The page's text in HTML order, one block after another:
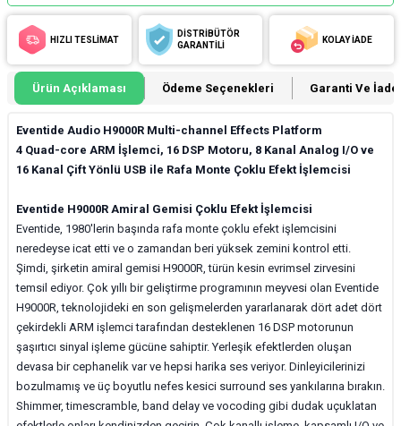
HIZLI TESLİMAT
DİSTRİBÜTÖR
GARANTİLİ
KOLAY İADE
Ürün Açıklaması Ödeme Seçenekleri Garanti Ve İade
Eventide Audio H9000R Multi-channel Effects Platform
4 Quad-core ARM İşlemci, 16 DSP Motoru, 8 Kanal Analog I/O ve
16 Kanal Çift Yönlü USB ile Rafa Monte Çoklu Efekt İşlemcisi
Eventide H9000R Amiral Gemisi Çoklu Efekt İşlemcisi
Eventide, 1980'lerin başında rafa monte çoklu efekt işlemcisini
neredeyse icat etti ve o zamandan beri yüksek zemini kontrol etti.
Şimdi, şirketin amiral gemisi H9000R, türün kesin evrimsel zirvesini
temsil ediyor. Çok yıllı bir geliştirme programının meyvesi olan Eventide
H9000R, teknolojideki en son gelişmelerden yararlanarak dört adet dört
çekirdekli ARM işlemci tarafından desteklenen 16 DSP motorunun
şaşırtıcı sinyal işleme gücüne sahiptir. Yerleşik efektlerden oluşan
devasa bir cephanelik var ve hepsi harika ses veriyor. Dinleyicilerinizi
bozulmamış ve üç boyutlu nefes kesici surround ses yankılarına bırakın.
Shimmer, timescramble, band delay ve vocoding gibi dudak uçuklatan